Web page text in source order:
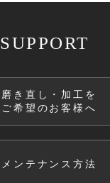
SUPPORT
磨き直し・加工を
ご希望のお客様へ
メンテナンス方法